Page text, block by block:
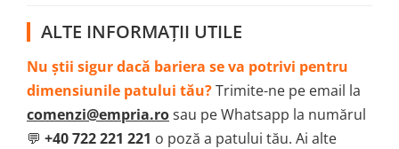
ALTE INFORMAȚII UTILE
Nu știi sigur dacă bariera se va potrivi pentru
dimensiunile patului tău?Trimite-ne pe email la
comenzi@empria.rosau pe Whatsapp la numărul
💬 +40 722 221 221 o poză a patului tău. Ai alte